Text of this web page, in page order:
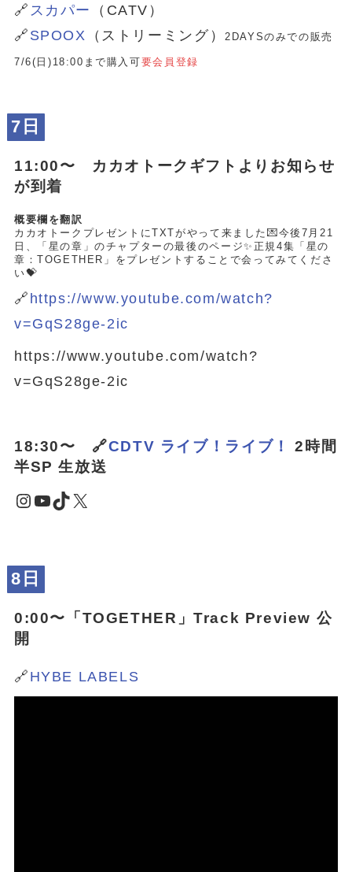
🔗 スカパー
（CATV）
🔗 SPOOX （ストリーミング） 2DAYSのみでの販売
7/6(日)18:00まで購入可要会員登録
7日
11:00〜 カカオトークギフトよりお知らせ
が到着
概要欄を翻訳
カカオトークプレゼントにTXTがやって来ました💌今後7月21
日、「星の章」のチャプターの最後のページ✨正規4集「星の
章：TOGETHER」をプレゼントすることで会ってみてくださ
い💝
🔗 https://www.youtube.com/watch?
v=GqS28ge-2ic
https://www.youtube.com/watch?
v=GqS28ge-2ic
18:30〜 🔗CDTV ライブ！ライブ！
2時間
半SP 生放送
Instagram
YouTube
TikTok
X
8日
0:00〜「 TOGETHER 」Track Preview 公
開
🔗 HYBE LABELS